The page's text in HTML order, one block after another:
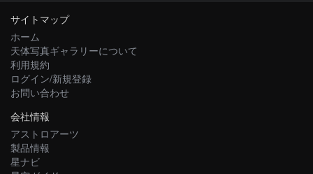
サイトマップ
ホーム
天体写真ギャラリーについて
利用規約
ログイン/新規登録
お問い合わせ
会社情報
アストロアーツ
製品情報
星ナビ